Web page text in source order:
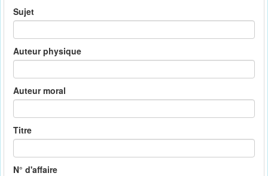
Sujet
Auteur physique
Auteur moral
Titre
N° d'affaire